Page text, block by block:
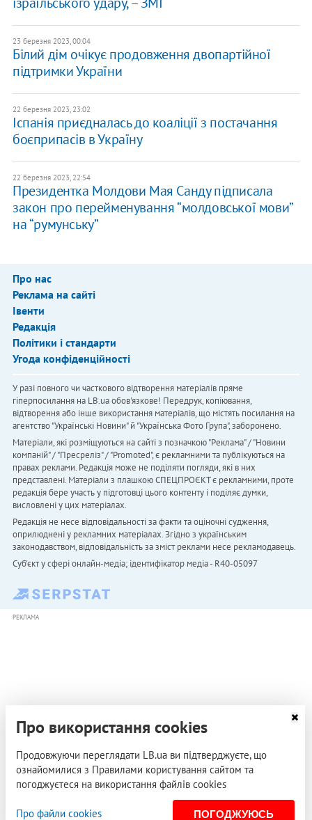
23 березня 2023, 00:04
Білий дім очікує продовження двопартійної
підтримки України
22 березня 2023, 23:02
Іспанія приєдналась до коаліції з постачання
боєприпасів в Україну
22 березня 2023, 22:54
Президентка Молдови Мая Санду підписала
закон про перейменування “молдовської мови”
на “румунську”
Про нас
Реклама на сайті
Івенти
Редакція
Політики і стандарти
Угода конфіденційності
У разі повного чи часткового відтворення матеріалів пряме
гіперпосилання на LB.ua обов'язкове! Передрук, копіювання,
відтворення або інше використання матеріалів, що містять посилання на
агентство "Українськi Новини" й "Українська Фото Група", заборонено.
Матеріали, які розміщуються на сайті з позначкою "Реклама" / "Новини
компаній" / "Пресреліз" / "Promoted", є рекламними та публікуються на
правах реклами. Редакція може не поділяти погляди, які в них
представлені. Матеріали з плашкою СПЕЦПРОЄКТ є рекламними, проте
редакція бере участь у підготовці цього контенту і поділяє думки,
висловлені у цих матеріалах.
Редакція не несе відповідальності за факти та оціночні судження,
оприлюднені у рекламних матеріалах. Згідно з українським
законодавством, відповідальність за зміст реклами несе рекламодавець.
Cуб'єкт у сфері онлайн-медіа; ідентифікатор медіа - R40-05097
РЕКЛАМА
Про використання cookies
Продовжуючи переглядати LB.ua ви підтверджуєте, що
ознайомилися з Правилами користування сайтом та
погоджуєтеся на використання файлів cookies
Про файли cookies ПОГОДЖУЮСЬ